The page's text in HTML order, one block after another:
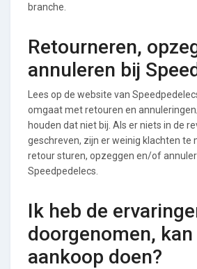
branche.
Retourneren,
annuleren bij
Lees op de website van
omgaat met retouren en
houden dat niet bij. Als er niets in de
geschreven, zijn er weinig klachten te
retour sturen, opzeggen en/of
Speedpedelecs.
Ik heb de
doorgenomen,
aankoop doen?